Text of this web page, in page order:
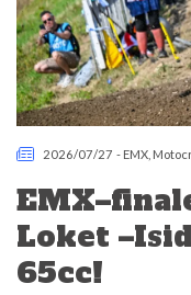
2026/07/27 - EMX
Loket
65cc!